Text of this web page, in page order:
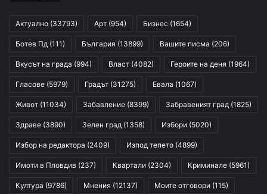
Актуално (33793) Арт (954) Бизнес (1654)
Ботев Пд (111) България (13899) Вашите писма (206)
Вкусът на града (994) Власт (4082) Героите на деня (1964)
Гласове (5979) Градът (31275) Евала (1067)
Живот (11034) Забавление (8399) Забравеният град (1825)
Здраве (3890) Зелен град (1358) Избори (5020)
Избор на редактора (2409) Изпод тепето (4899)
Имоти в Пловдив (237) Квартали (2304) Криминале (5961)
Култура (9786) Мнения (12137) Моите отговори (115)